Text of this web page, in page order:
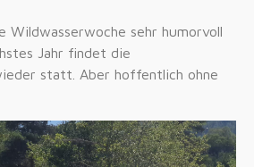
Wildwasserwoche sehr humorvoll
Jahr findet die
statt. Aber hoffentlich ohne